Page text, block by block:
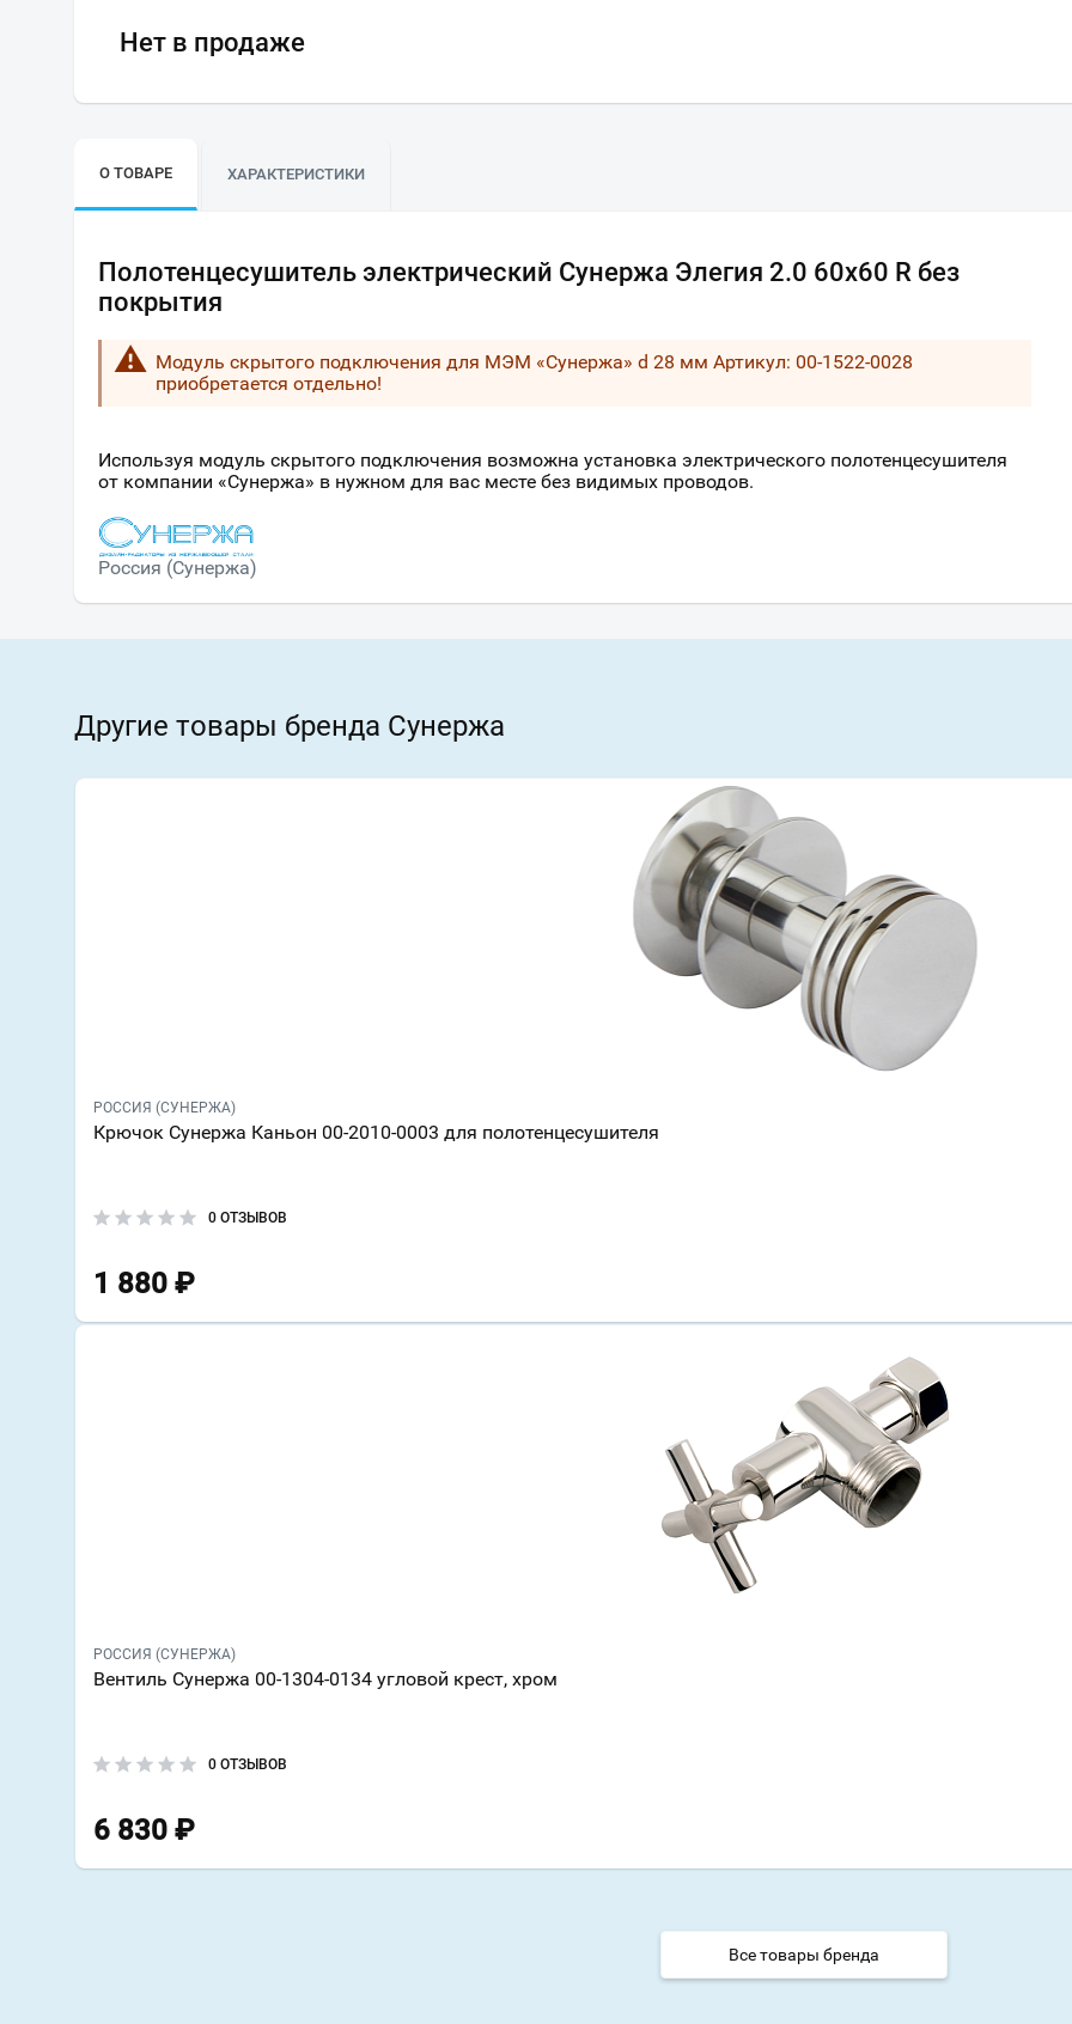
Нет в продаже
О ТОВАРЕ ХАРАКТЕРИСТИКИ
Полотенцесушитель электрический Сунержа Элегия 2.0 60х60 R без
покрытия
Модуль скрытого подключения для МЭМ «Сунержа» d 28 мм Артикул: 00-1522-0028
приобретается отдельно!
Используя модуль скрытого подключения возможна установка электрического полотенцесушителя
от компании «Сунержа» в нужном для вас месте без видимых проводов.
Россия (Сунержа)
Другие товары бренда Сунержа
РОССИЯ (СУНЕРЖА)
Крючок Сунержа Каньон 00-2010-0003 для полотенцесушителя
0 ОТЗЫВОВ
1 880 ₽
РОССИЯ (СУНЕРЖА)
Вентиль Сунержа 00-1304-0134 угловой крест, хром
0 ОТЗЫВОВ
6 830 ₽
Все товары бренда
Москва
Ваш город